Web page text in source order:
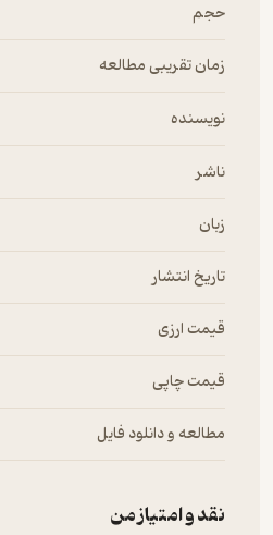
حجم
زمان تقریبی مطالعه
نویسنده
ناشر
زبان
تاریخ انتشار
قیمت ارزی
قیمت چاپی
مطالعه و دانلود فایل
نقد و امتیاز من